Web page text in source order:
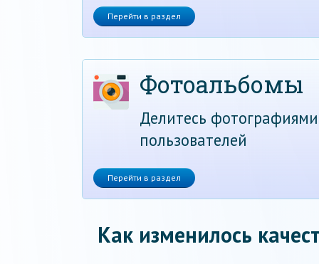
Перейти в раздел
Фотоальбомы
Делитесь
пользователей
Перейти в раздел
Как изменилось